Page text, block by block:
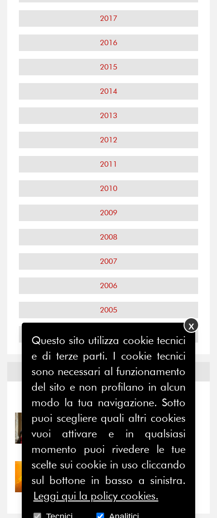
2017
2016
2015
2014
2013
2012
2011
2010
2009
2008
2007
2006
2005
2004
Notizie edEventi
Eventi
31/07/2026
Prima della pausa estiva,
il valore di...
30/07/2026
Nove anni dopo la
“grande cecità”: la...
Questo sito utilizza cookie tecnici
e di terze parti. I cookie tecnici
sono necessari al funzionamento
del sito e non profilano in alcun
modo la tua navigazione. Sotto
puoi scegliere quali altri cookies
vuoi attivare e in qualsiasi
momento puoi rivedere le tue
scelte sui cookie in uso cliccando
sul bottone in basso a sinistra.
Leggi qui la policy cookies.
X